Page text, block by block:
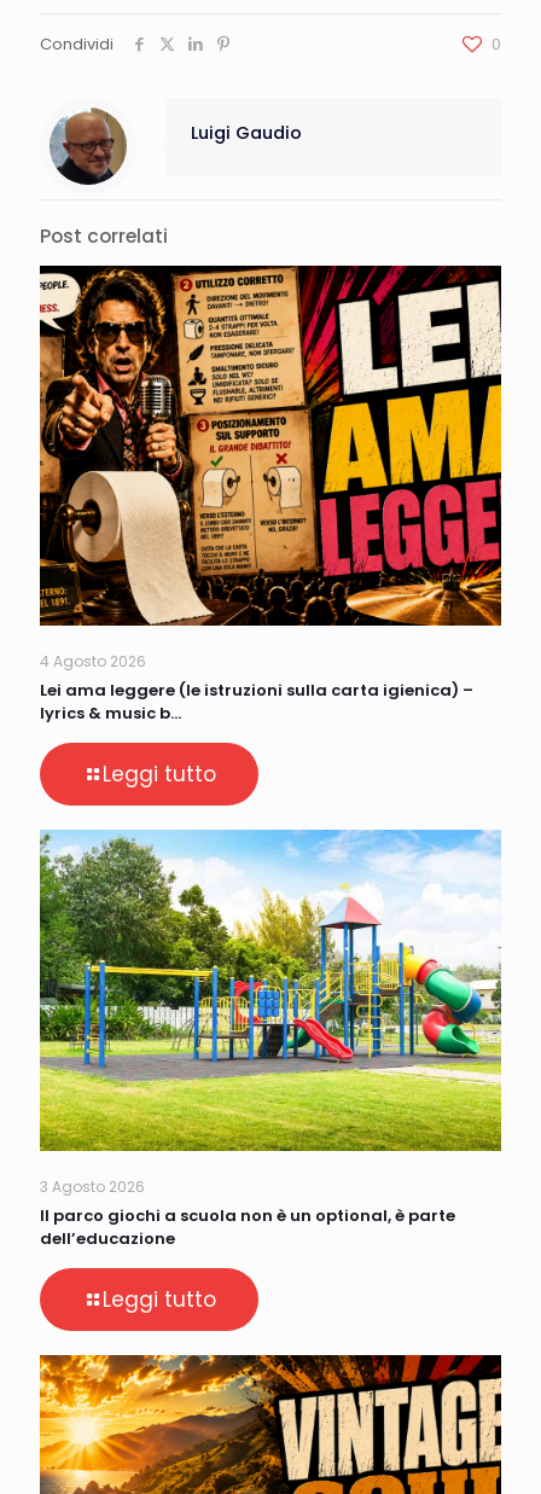
Condividi 0
Luigi Gaudio
Post correlati
4 Agosto 2026
Lei ama leggere (le istruzioni sulla carta igienica) –
lyrics & music b…
Leggi tutto
3 Agosto 2026
Il parco giochi a scuola non è un optional, è parte
dell’educazione
Leggi tutto